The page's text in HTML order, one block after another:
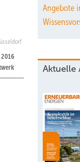
Angebote
Aktuelle